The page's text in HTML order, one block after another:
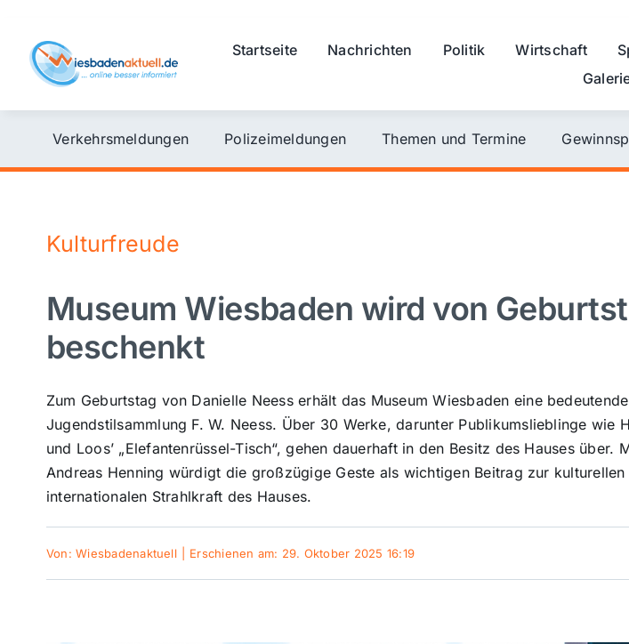
content
Startseite Nachrichten Politik Wirtschaft
Verkehrsmeldungen Polizeimeldungen Themen und Termine
Kulturfreude
Museum Wiesbaden wird von
beschenkt
Zum Geburtstag von Danielle Neess erhält das Museum Wiesbaden eine
Jugendstilsammlung F. W. Neess. Über 30 Werke, darunter Publikumslieblinge wie
und Loos’ „Elefantenrüssel-Tisch“, gehen dauerhaft in den Besitz des Hauses über.
Andreas Henning würdigt die großzügige Geste als wichtigen Beitrag zur kulturellen
internationalen Strahlkraft des Hauses.
Von:Wiesbadenaktuell Erschienen am: 29. Oktober 2025 16:19